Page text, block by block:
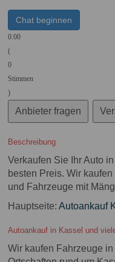
Chat beginnen
0.00
(
0
Stimmen
)
Anbieter fragen
Beschreibung
Verkaufen Sie Ihr Auto
besten Preis. Wir
und Fahrzeuge mit
Hauptseite: Autoankauf
Autoankauf in Kassel und
Wir kaufen Fahrzeuge